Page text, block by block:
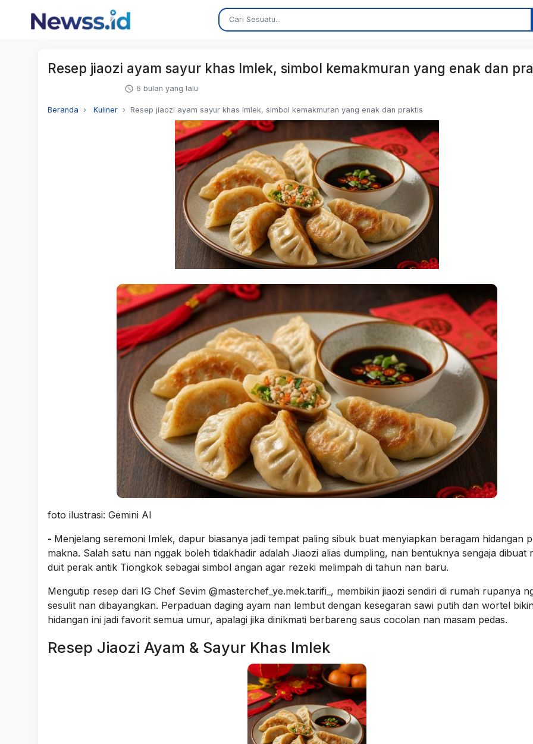
Resep jiaozi ayam sayur khas Imlek, simbol kemakmuran yang enak dan
6 bulan yang lalu
Beranda Kuliner Resep jiaozi ayam sayur khas Imlek, simbol kemakmuran yang enak dan praktis
foto ilustrasi: Gemini AI
- Menjelang seremoni Imlek, dapur biasanya jadi tempat paling sibuk buat menyiapkan beragam hidangan
makna. Salah satu nan nggak boleh tidakhadir adalah Jiaozi alias dumpling, nan bentuknya sengaja dibuat
duit perak antik Tiongkok sebagai simbol angan agar rezeki melimpah di tahun nan baru.
Mengutip resep dari IG Chef Sevim @masterchef_ye.mek.tarifi_, membikin jiaozi sendiri di rumah rupanya
sesulit nan dibayangkan. Perpaduan daging ayam nan lembut dengan kesegaran sawi putih dan wortel
hidangan ini jadi favorit semua umur, apalagi jika dinikmati berbareng saus cocolan nan masam pedas.
Resep Jiaozi Ayam & Sayur Khas Imlek